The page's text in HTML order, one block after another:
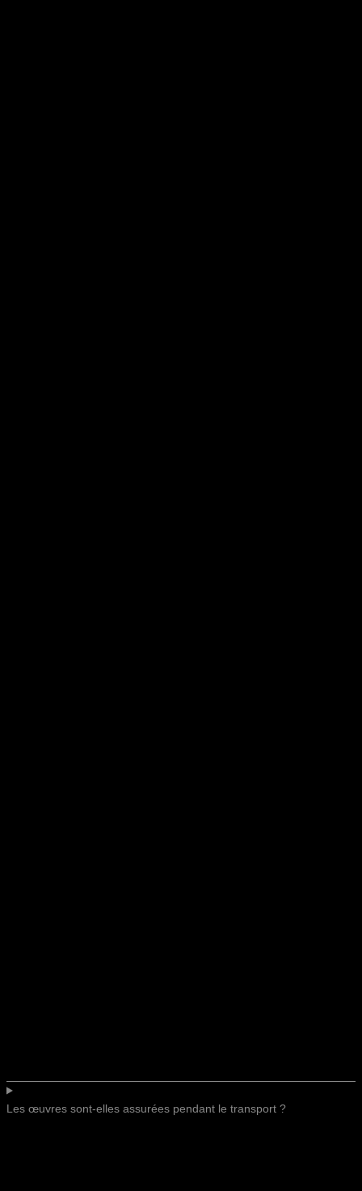
Les œuvres sont-elles assurées pendant le transport ?